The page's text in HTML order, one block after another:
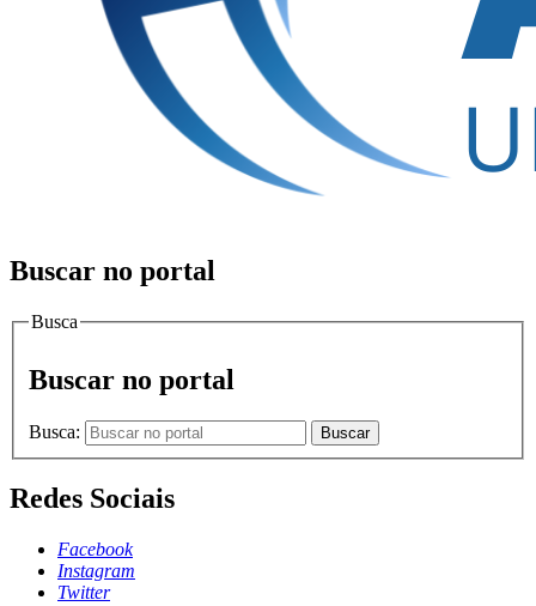
Buscar no portal
Busca
Buscar no portal
Busca: Buscar
Redes Sociais
Facebook
Instagram
Twitter